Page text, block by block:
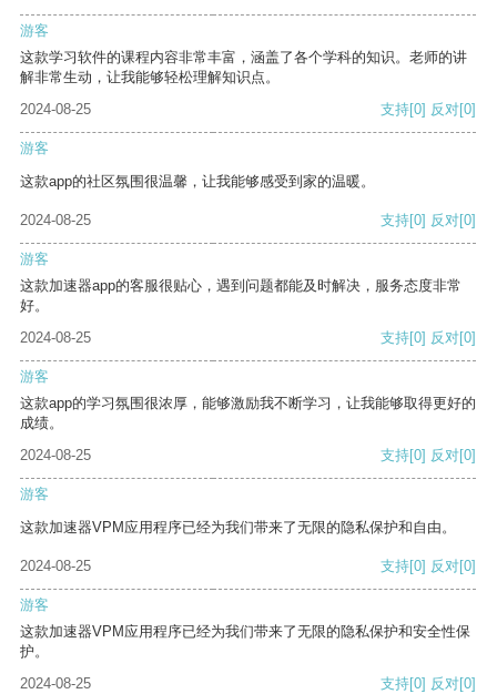
游客
这款学习软件的课程内容非常丰富，涵盖了各个学科的知识。老师的讲
解非常生动，让我能够轻松理解知识点。
2024-08-25
支持[0] 反对[0]
游客
这款app的社区氛围很温馨，让我能够感受到家的温暖。
2024-08-25 支持[0] 反对[0]
游客
这款加速器app的客服很贴心，遇到问题都能及时解决，服务态度非常
好。
2024-08-25
支持[0] 反对[0]
游客
这款app的学习氛围很浓厚，能够激励我不断学习，让我能够取得更好的
成绩。
2024-08-25
支持[0] 反对[0]
游客
这款加速器VPM应用程序已经为我们带来了无限的隐私保护和自由。
2024-08-25 支持[0] 反对[0]
游客
这款加速器VPM应用程序已经为我们带来了无限的隐私保护和安全性保
护。
2024-08-25
支持[0] 反对[0]